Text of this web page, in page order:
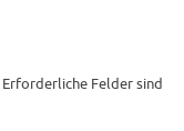
Erforderliche Felder sind